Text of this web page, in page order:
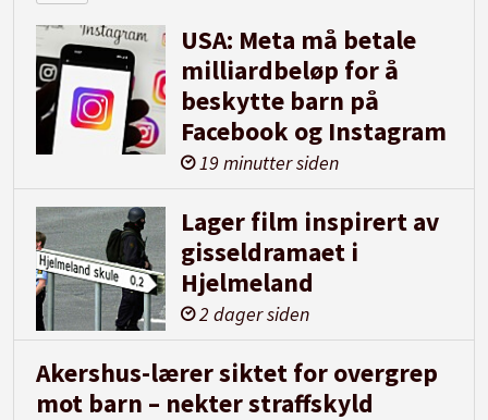
USA: Meta må betale
milliardbeløp for å
beskytte barn på
Facebook og Instagram
19 minutter siden
Lager film inspirert av
gisseldramaet i
Hjelmeland
2 dager siden
Akershus-lærer siktet for overgrep
mot barn – nekter straffskyld